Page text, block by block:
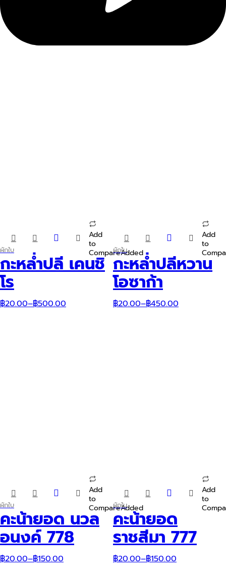
Add
to
CompareAdded
This
product
has
multiple
variants.
The
options
may
be
ผักใบ
กะหล่ำปลี เคนชิ
โร
฿20.00–฿500.00
Add
to
This
product
has
multiple
variants.
The
options
may
be
ผักใบ
กะหล่ำปลีหวาน
โอซาก้า
฿20.00–฿450.00
Add
to
CompareAdded
This
product
has
multiple
variants.
The
options
may
be
ผักใบ
คะน้ายอด นวล
อนงค์ 778
฿20.00–฿150.00
Add
to
This
product
has
multiple
variants.
The
options
may
be
ผักใบ
คะน้ายอด
ราชสีมา 777
฿20.00–฿150.00